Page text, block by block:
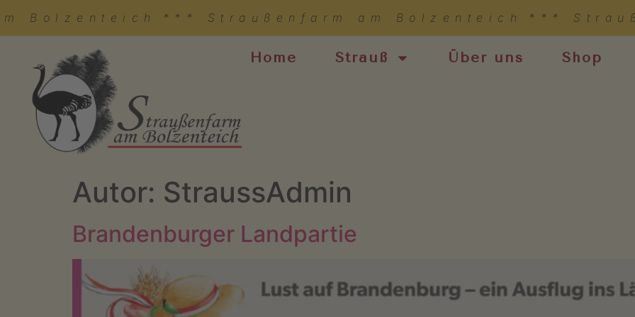
Bolzenteich *** Straußenfarm am Bolzenteich ***
Home Strauß Über uns Shop
Autor: StraussAdmin
Brandenburger Landpartie